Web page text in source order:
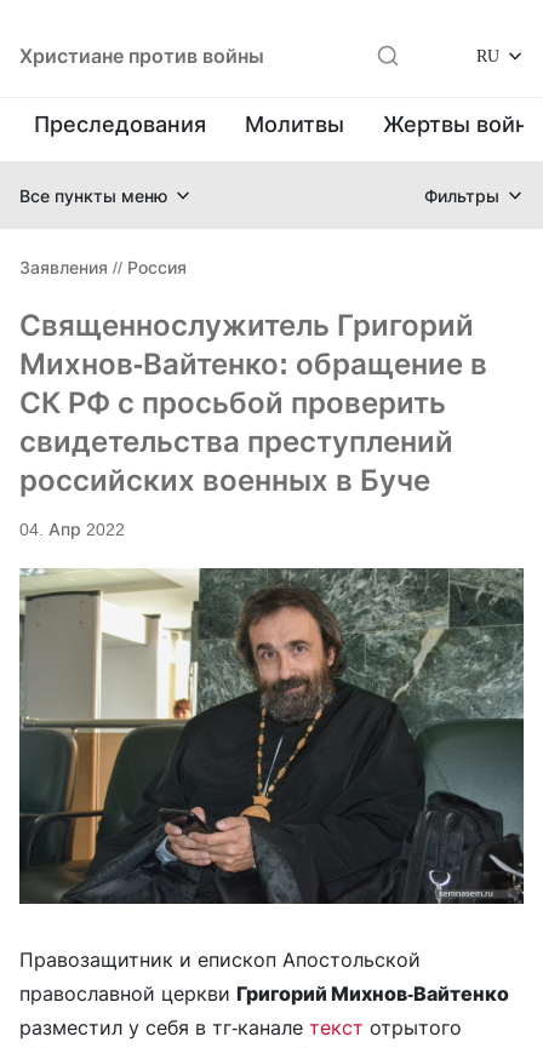
Христиане против войны RU
Преследования Молитвы Жертвы
Все пункты меню Фильтры
Заявления // Россия
Священнослужитель Григорий
Михнов-Вайтенко: обращение в
СК РФ с просьбой проверить
свидетельства преступлений
российских военных в Буче
04. Апр 2022
Правозащитник и епископ Апостольской
православной церкви Григорий Михнов-Вайтенко
разместил у себя в тг-канале текст отрытого